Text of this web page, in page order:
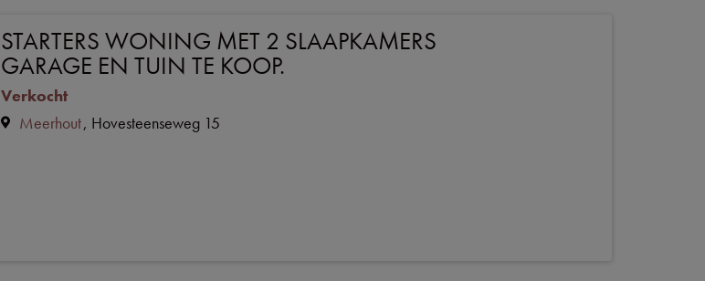
STARTERS WONING MET 2 SLAAPKAMERS
GARAGE EN TUIN TE KOOP.
Verkocht
Meerhout Hovesteenseweg 15